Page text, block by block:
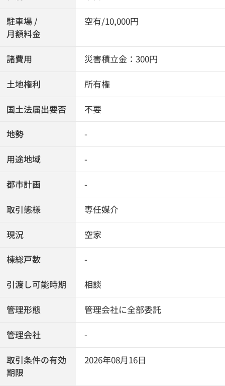
駐車場 /
月額料金
空有/10,000円
諸費用 災害積立金：300円
土地権利 所有権
国土法届出要否 不要
地勢 -
用途地域 -
都市計画 -
取引態様 専任媒介
現況 空家
棟総戸数 -
引渡し可能時期 相談
管理形態 管理会社に全部委託
管理会社 -
取引条件の有効
期限
2026年08月16日